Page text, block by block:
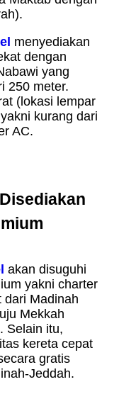
menyediakan
dengan
yang
250 meter.
(lokasi lempar
kurang dari
AC.
akan disuguhi
yakni charter
dari Madinah
Mekkah
Selain itu,
kereta cepat
gratis
Jeddah.